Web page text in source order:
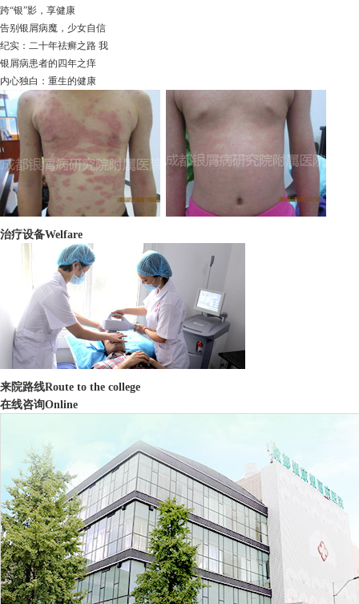
跨“银”影，享健康
告别银屑病魔，少女自信
纪实：二十年祛癣之路 我
银屑病患者的四年之痒
内心独白：重生的健康
治疗设备Welfare
来院路线Route to the college
在线咨询Online